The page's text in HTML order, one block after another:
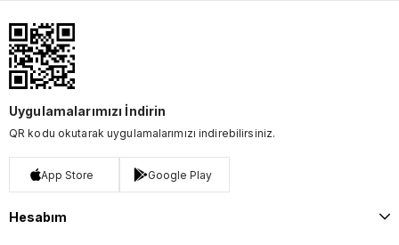
Uygulamalarımızı İndirin
QR kodu okutarak uygulamalarımızı indirebilirsiniz.
App Store Google Play
Hesabım